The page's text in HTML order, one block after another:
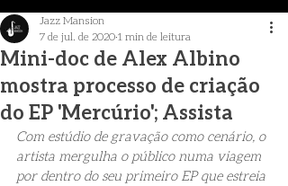
Mini-doc de Alex Albino
mostra processo de criação
do EP 'Mercúrio'; Assista
Jazz Mansion
7 de jul. de 2020 1 min de leitura
Com estúdio de gravação como cenário, o
artista mergulha o público numa viagem
por dentro do seu primeiro EP que estreia